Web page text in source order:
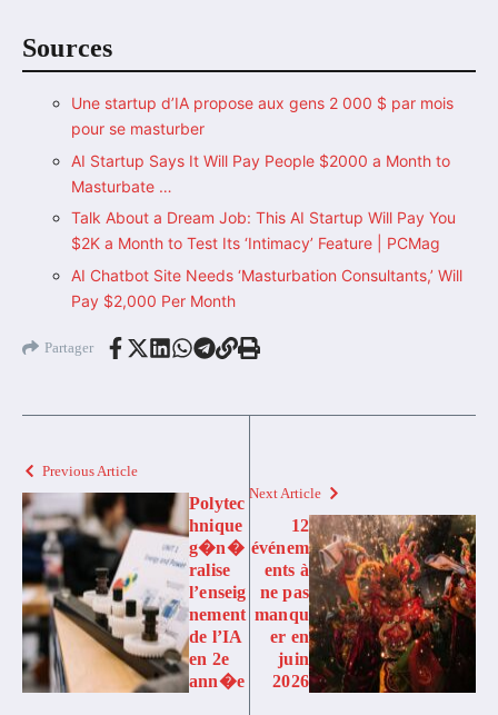
Sources
Une startup d’IA propose aux gens 2 000 $ par mois
pour se masturber
AI Startup Says It Will Pay People $2000 a Month to
Masturbate …
Talk About a Dream Job: This AI Startup Will Pay You
$2K a Month to Test Its ‘Intimacy’ Feature | PCMag
AI Chatbot Site Needs ‘Masturbation Consultants,’ Will
Pay $2,000 Per Month
Partager
Previous Article
Polytec
hnique
g�n�
ralise
l’enseig
nement
de l’IA
en 2e
ann�e
Next Article
12
événem
ents à
ne pas
manqu
er en
juin
2026